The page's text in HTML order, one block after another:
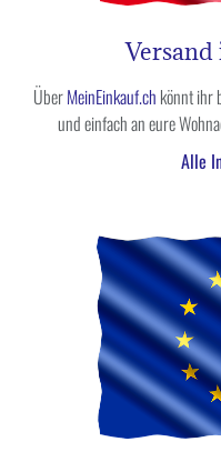
Versand
ÜberMeinEinkauf.ch könnt ihr
und einfach an eure
Alle